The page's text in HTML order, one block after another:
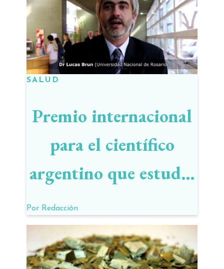
SALUD
Premio internacional
para el científico
argentino que estudia
el efecto de la yerba
mate en la salud
Por Redacción